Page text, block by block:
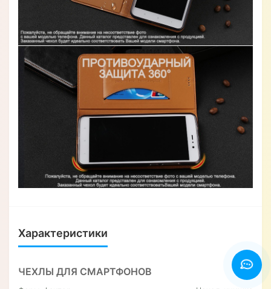
Характеристики
ЧЕХЛЫ ДЛЯ СМАРТФОНОВ